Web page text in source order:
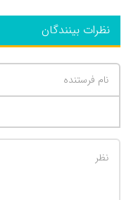
نظرات بینندگان